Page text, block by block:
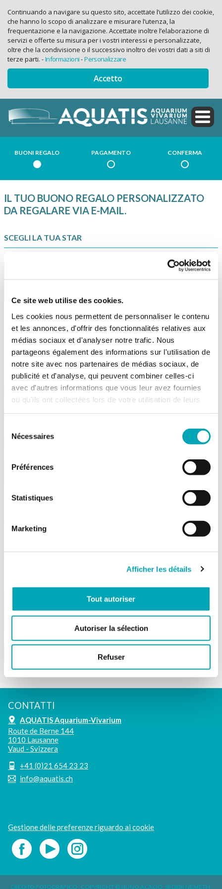
Continuando a navigare su questo sito, accettate l’utilizzo dei cookie,
che hanno lo scopo di analizzare e misurare l’utenza, la
frequentazione e la navigazione. Accettate inoltre l’elaborazione di
servizi e offerte su misura per i vostri interessi e personalizzate,
oltre che la condivisione o il successivo inoltro dei vostri dati a siti di
terze parti. -Informazioni-Personalizzare
Accetto
Ce site web utilise des cookies.
Les cookies nous permettent de personnaliser le contenu
et les annonces, d'offrir des fonctionnalités relatives aux
médias sociaux et d'analyser notre trafic. Nous
partageons également des informations sur l'utilisation de
notre site avec nos partenaires de médias sociaux, de
publicité et d'analyse, qui peuvent combiner celles-ci
avec d'autres informations que vous leur avez fournies
ou qu'ils ont collectées lors de votre utilisation de leurs
Nécessaires
Préférences
Statistiques
Marketing
Afficher les détails
Tout autoriser
Autoriser la sélection
Refuser
BUONI REGALO PAGAMENTO CONFERMA
IL TUO BUONO REGALO PERSONALIZZATO
DA REGALARE VIA E-MAIL.
SCEGLI LA TUA STAR
SCEGLI L’IMPORTO
CHF 50.- CHF 80.-
CHF 100.- CHF 150.-
Valore personalizzato
ORDINA
CONTATTI
AQUATIS Aquarium-Vivarium
Route de Berne 144
1010 Lausanne
Vaud - Svizzera
+41 (0)21 654 23 23
info@aquatis.ch
Gestione delle preferenze riguardo ai cookie
CREDITO FOTOGRAFICO : COPYRIGHT © NUNO ACACIO, SEDRIK NEMETH,